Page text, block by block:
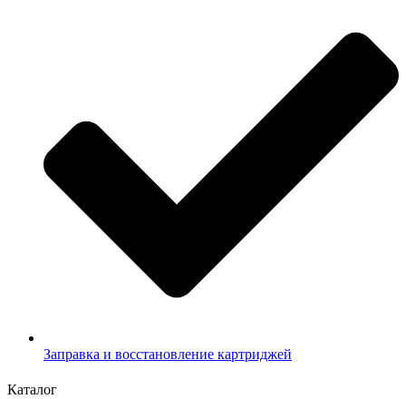
Заправка и восстановление картриджей
Каталог